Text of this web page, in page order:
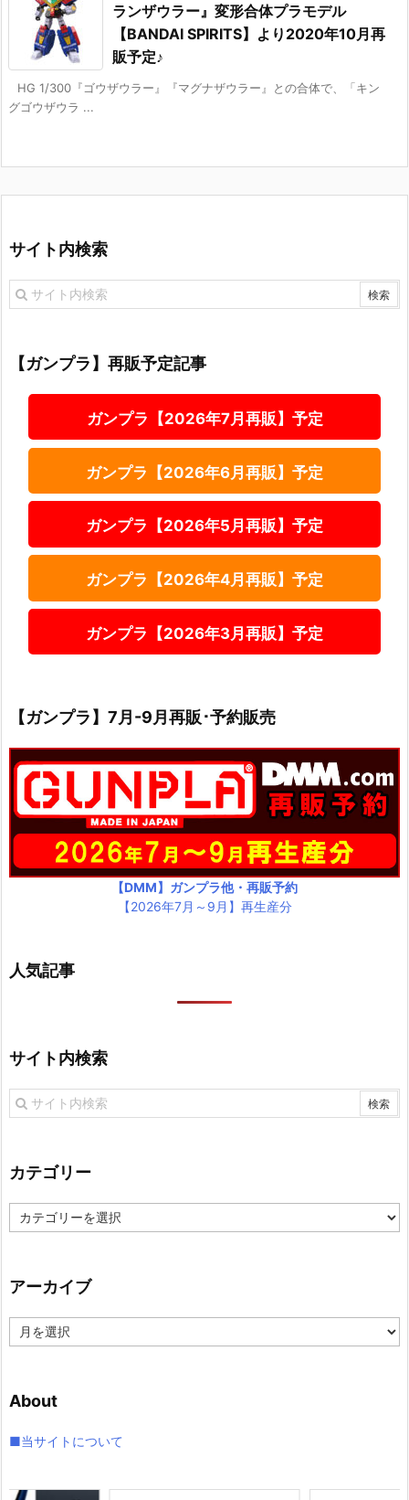
ランザウラー』変形合体プラモデル
【BANDAI SPIRITS】より2020年10月再
販予定♪
HG 1/300『ゴウザウラー』『マグナザウラー』との合体で、「キン
グゴウザウラ ...
サイト内検索
【ガンプラ】再販予定記事
ガンプラ【2026年7月再販】予定
ガンプラ【2026年6月再販】予定
ガンプラ【2026年5月再販】予定
ガンプラ【2026年4月再販】予定
ガンプラ【2026年3月再販】予定
【ガンプラ】7月-9月再販･予約販売
【DMM】ガンプラ他・再販予約
【2026年7月～9月】再生産分
人気記事
サイト内検索
カテゴリー
カ
テ
ー
アーカイブ
ー
ブ
About
■当サイトについて